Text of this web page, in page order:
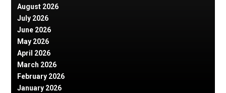
August 2026
July 2026
June 2026
May 2026
April 2026
March 2026
February 2026
January 2026